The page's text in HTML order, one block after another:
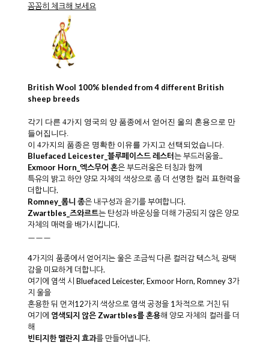
꼼꼼히 체크해 보세요
British Wool 100% blended from 4 different British
sheep breeds
각기 다른 4가지 영국의 양 품종에서 얻어진 울의 혼용으로 만
들어집니다.
이 4가지의 품종은 명확한 이유를 가지고 선택되었습니다.
Bluefaced Leicester_블루페이스드 레스터는 부드러움을..
Exmoor Horn_엑스무어 혼은 부드러움은 터칭과 함께
특유의 밝고 하얀 양모 자체의 색상으로 좀 더 선명한 컬러 표현력을
더합니다.
Romney_롬니 종은 내구성과 윤기를 부여합니다.
Zwartbles_즈와르트는 탄성과 바운싱을 더해 가공되지 않은 양모
자체의 매력을 배가시킵니다.
ㅡㅡㅡ
4가지의 품종에서 얻어지는 울은 조금씩 다른 컬러감 텍스처, 광택
감을 미묘하게 더합니다.
여기에 염색 시 Bluefaced Leicester, Exmoor Horn, Romney 3가
지 울을
혼용한 뒤 먼저12가지 색상으로 염색 공정을 1차적으로 거친 뒤
여기에 염색되지 않은 Zwartbles를 혼용해 양모 자체의 컬러를 더
해
빈티지한 멜란지 효과를 만들어냅니다.